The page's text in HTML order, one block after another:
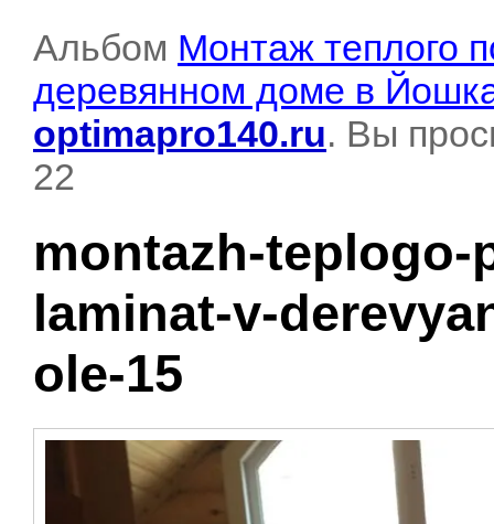
Альбом Монтаж теплого
деревянном доме в
optimapro140.ru. Вы
22
montazh-
laminat-v-
ole-15